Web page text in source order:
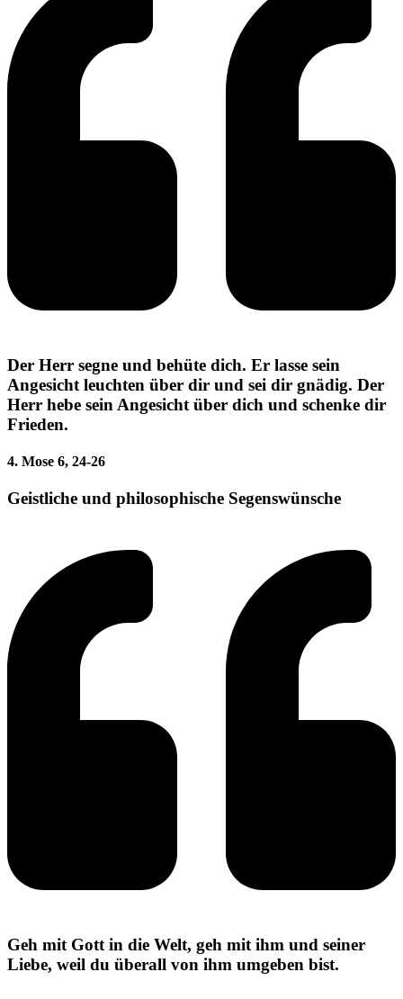
Der Herr segne und behüte dich. Er lasse sein
Angesicht leuchten über dir und sei dir gnädig. Der
Herr hebe sein Angesicht über dich und schenke dir
Frieden.
4. Mose 6, 24-26
Geistliche und philosophische Segenswünsche
Geh mit Gott in die Welt, geh mit ihm und seiner
Liebe, weil du überall von ihm umgeben bist.